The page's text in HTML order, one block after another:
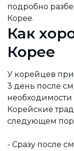
подробно
Корее.
Как
Корее
У корейцев
3 день после
Корейские
следующем
- Сразу после